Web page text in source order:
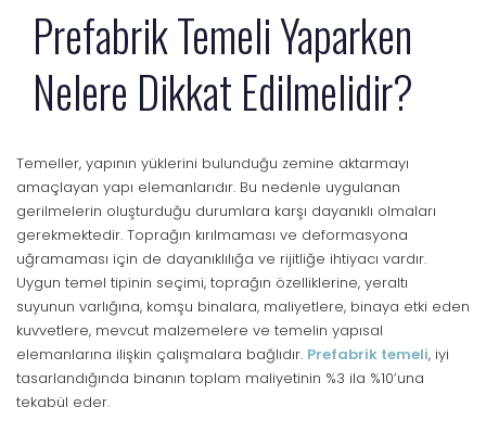
Prefabrik Temeli Yaparken
Nelere Dikkat Edilmelidir?
Temeller, yapının yüklerini bulunduğu zemine aktarmayı
amaçlayan yapı elemanlarıdır. Bu nedenle uygulanan
gerilmelerin oluşturduğu durumlara karşı dayanıklı olmaları
gerekmektedir. Toprağın kırılmaması ve deformasyona
uğramaması için de dayanıklılığa ve rijitliğe ihtiyacı vardır.
Uygun temel tipinin seçimi, toprağın özelliklerine, yeraltı
suyunun varlığına, komşu binalara, maliyetlere, binaya etki eden
kuvvetlere, mevcut malzemelere ve temelin yapısal
elemanlarına ilişkin çalışmalara bağlıdır. Prefabrik temeli, iyi
tasarlandığında binanın toplam maliyetinin %3 ila %10’una
tekabül eder.